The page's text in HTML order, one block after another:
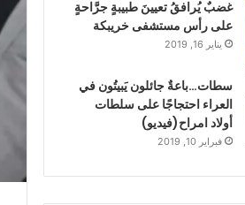
غضبٌ يُرافقُ تعيينَ طبيبةٍ جرَّاحةٍ
على رأس مستشفى خريبكة
يناير 16, 2019
سطات…باعةٌ جائلون يَبيتُون في
العراء احتجاجًا على سلطات
أولاد امراح(فيديو)
فبراير 10, 2019